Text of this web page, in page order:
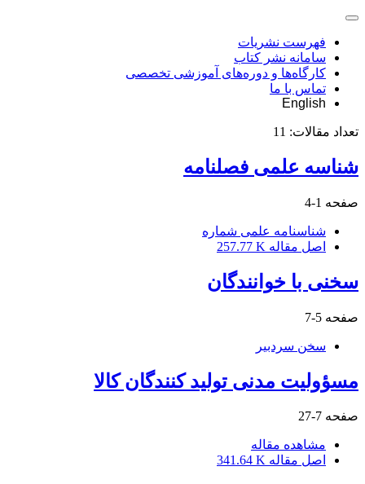
فهرست نشریات
سامانه نشر کتاب
کارگاه‌ها و دوره‌های آموزشی تخصصی
تماس با ما
English
تعداد مقالات: 11
شناسه علمی فصلنامه
صفحه 1-4
شناسنامه علمی شماره
اصل مقاله 257.77 K
سخنی با خوانندگان
صفحه 5-7
سخن سردبیر
مسؤولیت مدنی تولید کنندگان کالا
صفحه 7-27
مشاهده مقاله
اصل مقاله 341.64 K